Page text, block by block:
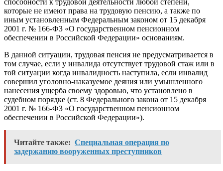
которые не имеют права на трудовую пенсию, а также по
иным установленным Федеральным законом от 15 декабря
2001 г. № 166-ФЗ «О государственном пенсионном
обеспечении в Российской Федерации» основаниям.
В данной ситуации, трудовая пенсия не предусматривается в
том случае, если у инвалида отсутствует трудовой стаж или в
той ситуации когда инвалидность наступила, если инвалид
совершил уголовно-наказуемое деяния или умышленного
нанесения ущерба своему здоровью, что установлено в
судебном порядке (ст. 8 Федерального закона от 15 декабря
2001 г. № 166-ФЗ «О государственном пенсионном
обеспечении в Российской Федерации»).
Читайте также: Специальная операция по
задержанию вооруженных преступников